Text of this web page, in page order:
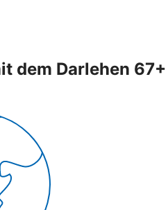
dem Darlehen 67+